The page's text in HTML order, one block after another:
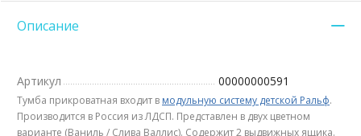
Описание
Артикул 00000000591
Тумба прикроватная входит в модульную систему детской Ральф.
Производится в Россия из ЛДСП. Представлен в двух цветном
варианте (Ваниль / Слива Валлис). Содержит 2 выдвижных ящика.